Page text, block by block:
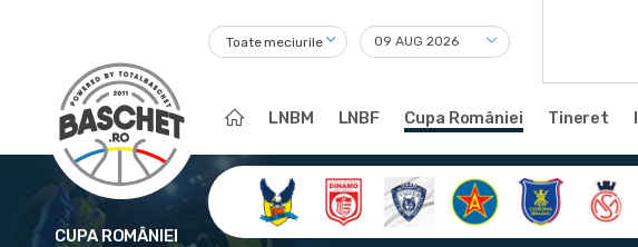
Toate meciurile
LNBM LNBF Cupa României Tineret
CUPA ROMÂNIEI